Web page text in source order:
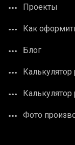
Проекты
Как
Блог
Калькулятор
Фото